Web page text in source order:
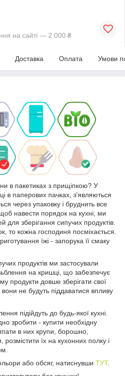
на сайті — 2 000 ₴
Доставка Оплата Умови
в пакетиках з прищіпкою? У
в паперових пачках, з'являються
через упаковку і бруднить все
навести порядок на кухні, ми
для зберігання сипучих продуктів.
то кожна господиня посміхається.
їжі - запорука її смаку
продуктів ми застосували
на кришці, що забезпечує
продукти довше зберігати свої
не будуть піддаватися впливу
підійдуть до будь-якої кухні.
зробити - купити необхідну
в них крупи, борошно,
розмістити їх на кухонних полку і
або обсяг, натиснувши ТУТ.